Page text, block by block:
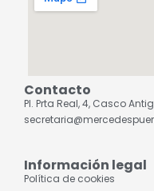
Contacto
Pl. Prta Real, 4, Casco
Información legal
Política de cookies